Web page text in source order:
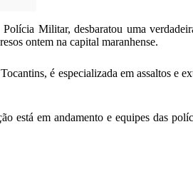
Militar, desbaratou uma
ontem na capital maranhense.
é especializada em assaltos e
está em andamento e equipes das